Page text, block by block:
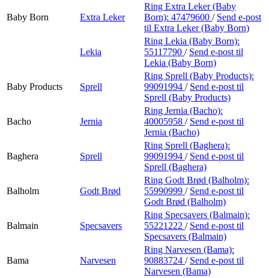
Baby Born Extra Leker
Ring Extra Leker (Baby
Born): 47479600 / Send e-post
til Extra Leker (Baby Born)
Lekia
Ring Lekia (Baby Born):
55117790 / Send e-post til
Lekia (Baby Born)
Baby Products Sprell
Ring Sprell (Baby Products):
99091994 / Send e-post til
Sprell (Baby Products)
Bacho Jernia
Ring Jernia (Bacho):
40005958 / Send e-post til
Jernia (Bacho)
Baghera Sprell
Ring Sprell (Baghera):
99091994 / Send e-post til
Sprell (Baghera)
Balholm Godt Brød
Ring Godt Brød (Balholm):
55990999 / Send e-post til
Godt Brød (Balholm)
Balmain Specsavers
Ring Specsavers (Balmain):
55221222 / Send e-post til
Specsavers (Balmain)
Bama Narvesen
Ring Narvesen (Bama):
90883724 / Send e-post til
Narvesen (Bama)